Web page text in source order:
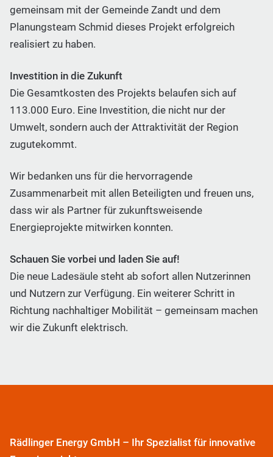
gemeinsam mit der Gemeinde Zandt und dem
Planungsteam Schmid dieses Projekt erfolgreich
realisiert zu haben.
Investition in die Zukunft
Die Gesamtkosten des Projekts belaufen sich auf
113.000 Euro. Eine Investition, die nicht nur der
Umwelt, sondern auch der Attraktivität der Region
zugutekommt.
Wir bedanken uns für die hervorragende
Zusammenarbeit mit allen Beteiligten und freuen uns,
dass wir als Partner für zukunftsweisende
Energieprojekte mitwirken konnten.
Schauen Sie vorbei und laden Sie auf!
Die neue Ladesäule steht ab sofort allen Nutzerinnen
und Nutzern zur Verfügung. Ein weiterer Schritt in
Richtung nachhaltiger Mobilität – gemeinsam machen
wir die Zukunft elektrisch.
Rädlinger Energy GmbH – Ihr Spezialist für innovative